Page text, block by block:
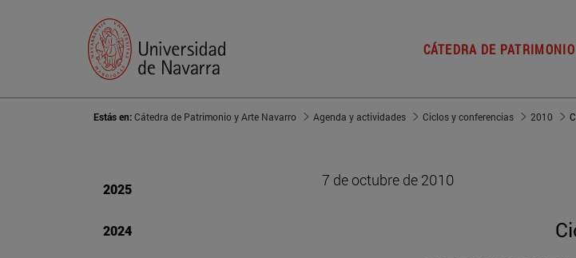
CÁTEDRA DE
Estás en:Cátedra de Patrimonio y Arte Navarro Agenda y actividades Ciclos y conferencias 2010
2025
2024
7 de octubre de 2010